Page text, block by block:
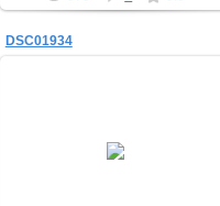
DSC01934